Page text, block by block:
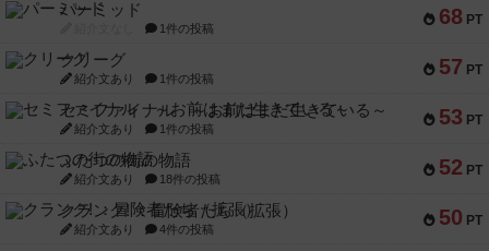
68 PT
パーミッド
1件の投稿
57 PT
クリーグ
紹介文あり 1件の投稿
53 PT
セミファイナル ～お前はまだ生きている～
紹介文あり 1件の投稿
52 PT
ふたつの街の物語
紹介文あり 18件の投稿
50 PT
クランク! ：冒険者たち（拡張）
紹介文あり 4件の投稿